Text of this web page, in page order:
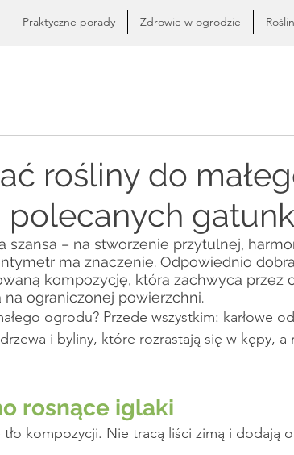
Praktyczne porady Zdrowie w ogrodzie
rośliny do
polecanych
szansa – na stworzenie przytulnej,
ma znaczenie. Odpowiednio
kompozycję, która zachwyca przez
na ograniczonej powierzchni.
ogrodu? Przede wszystkim: karłowe
i byliny, które rozrastają się w kępy, a
rosnące iglaki
kompozycji. Nie tracą liści zimą i dodają